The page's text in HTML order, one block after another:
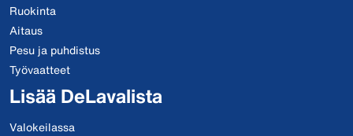
Ruokinta
Aitaus
Pesu ja puhdistus
Työvaatteet
Lisää DeLavalista
Valokeilassa